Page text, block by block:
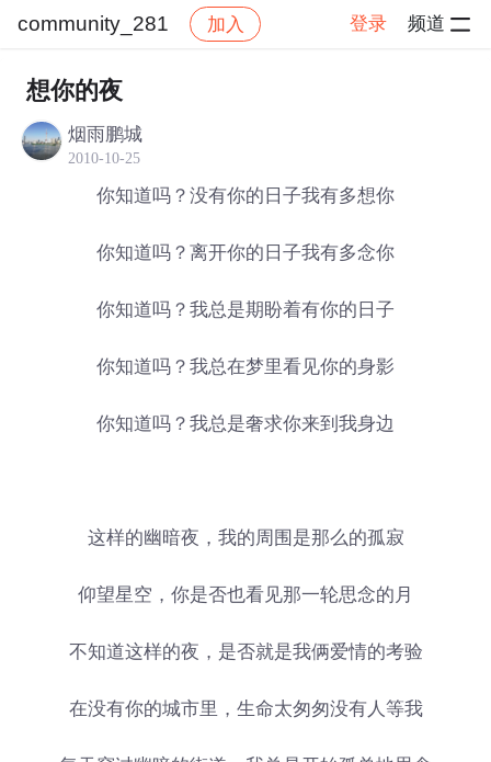
community_281 加入 登录 频道
社区 community_281
想你的夜
烟雨鹏城
2010-10-25
你知道吗？没有你的日子我有多想你
你知道吗？离开你的日子我有多念你
你知道吗？我总是期盼着有你的日子
你知道吗？我总在梦里看见你的身影
你知道吗？我总是奢求你来到我身边
这样的幽暗夜，我的周围是那么的孤寂
仰望星空，你是否也看见那一轮思念的月
不知道这样的夜，是否就是我俩爱情的考验
在没有你的城市里，生命太匆匆没有人等我